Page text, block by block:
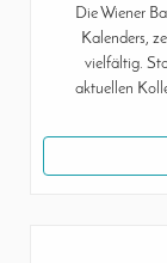
Die Wiener
Kalenders,
vielfältig.
aktuellen